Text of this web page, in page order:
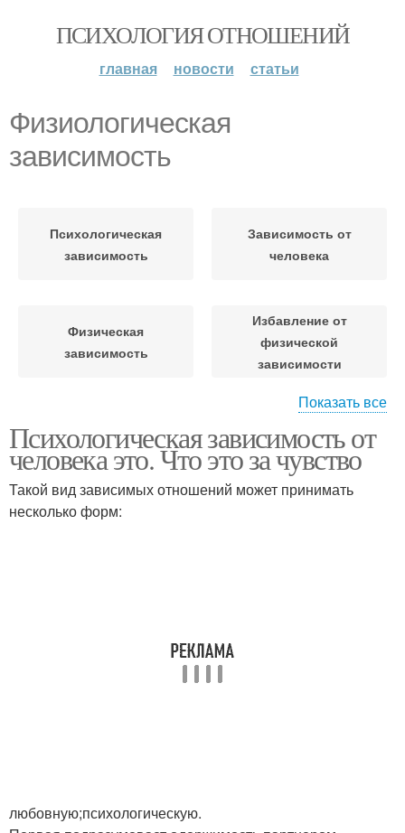
ПСИХОЛОГИЯ ОТНОШЕНИЙ
главная новости статьи
Физиологическая
зависимость
Психологическая
зависимость
Зависимость от
человека
Физическая
зависимость
Избавление от
физической
зависимости
зависимость
Показать все
Психологическая зависимость от
человека это. Что это за чувство
Такой вид зависимых отношений может принимать
несколько форм:
любовную;психологическую.